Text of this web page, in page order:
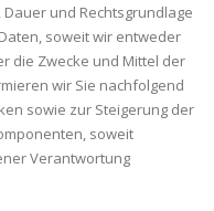
und Rechtsgrundlage
soweit wir entweder
die Zwecke und Mittel der
wir Sie nachfolgend
sowie zur Steigerung der
soweit
Verantwortung